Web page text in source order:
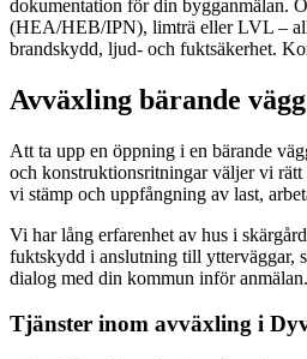
dokumentation för din bygganmälan.
(HEA/HEB/IPN), limträ eller LVL –
brandskydd, ljud- och fuktsäkerhet.
Avväxling bärande
Att ta upp en öppning i en bärande
och konstruktionsritningar väljer vi
vi stämp och uppfångning av last,
Vi har lång erfarenhet av hus i
fuktskydd i anslutning till ytterväggar,
dialog med din kommun inför anmälan.
Tjänster inom avväxling i